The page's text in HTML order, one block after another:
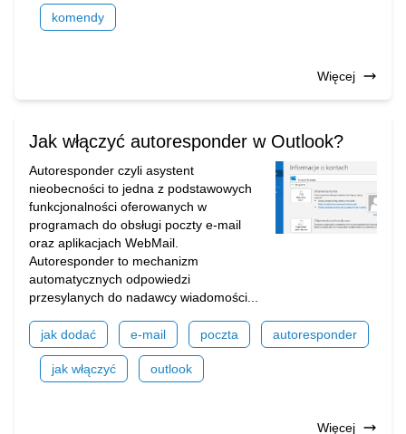
komendy
Więcej
Jak włączyć autoresponder w Outlook?
Autoresponder czyli asystent
nieobecności to jedna z podstawowych
funkcjonalności oferowanych w
programach do obsługi poczty e-mail
oraz aplikacjach WebMail.
Autoresponder to mechanizm
automatycznych odpowiedzi
przesylanych do nadawcy wiadomości...
jak dodać e-mail poczta autoresponder
jak włączyć outlook
Więcej